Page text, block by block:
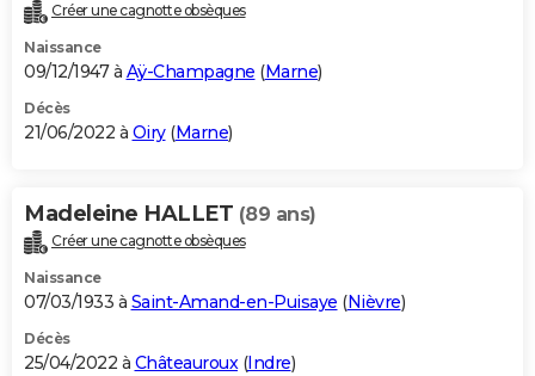
Créer une cagnotte obsèques
Naissance
09/12/1947 à Aÿ-Champagne (Marne)
Décès
21/06/2022 à Oiry(Marne)
Madeleine HALLET (89 ans)
Créer une cagnotte obsèques
Naissance
07/03/1933 à Saint-Amand-en-Puisaye (Nièvre)
Décès
25/04/2022 à Châteauroux(Indre)